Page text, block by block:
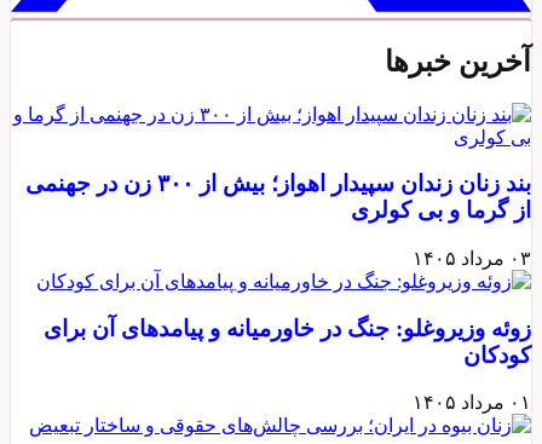
خبرها
بند زنان زندان سپیدار اهواز؛ بیش از ۳۰۰ زن در جهنمی
گرما و بی‌ کولری
۱۴۰۵
وزیروغلو: جنگ در خاورمیانه و پیامدهای آن برای
۱۴۰۵